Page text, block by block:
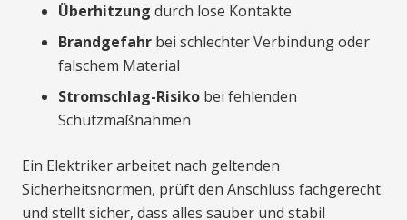
Überhitzung durch lose Kontakte
Brandgefahr bei schlechter Verbindung oder
falschem Material
Stromschlag-Risiko bei fehlenden
Schutzmaßnahmen
Ein Elektriker arbeitet nach geltenden
Sicherheitsnormen, prüft den Anschluss fachgerecht
und stellt sicher, dass alles sauber und stabil